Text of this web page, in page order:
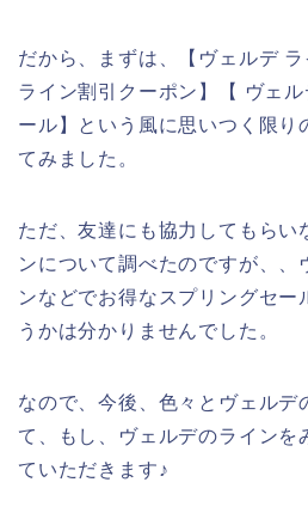
だから、まずは、【ヴェルデ
ライン割引クーポン】【 ヴェ
ール】という風に思いつく限り
てみました。
ただ、友達にも協力してもらい
ンについて調べたのですが、、
ンなどでお得なスプリングセー
うかは分かりませんでした。
なので、今後、色々とヴェルデ
て、もし、ヴェルデのラインを
ていただきます♪